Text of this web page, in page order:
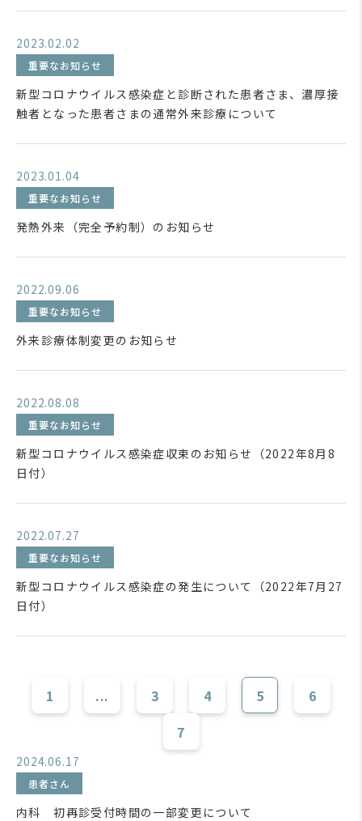
2023.02.02
重要なお知らせ
新型コロナウイルス感染症と診断された患者さま、濃厚接
触者となった患者さまの通常外来診療について
2023.01.04
重要なお知らせ
発熱外来（完全予約制）のお知らせ
2022.09.06
重要なお知らせ
外来診療体制変更のお知らせ
2022.08.08
重要なお知らせ
新型コロナウイルス感染症収束のお知らせ（2022年8月8
日付）
2022.07.27
重要なお知らせ
新型コロナウイルス感染症の発生について（2022年7月27
日付）
1 ... 3 4 5
6
7
2024.06.17
患者さん
内科 初再診受付時間の一部変更について